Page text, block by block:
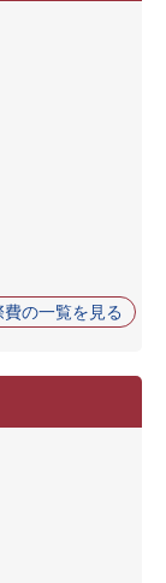
の一覧を見る